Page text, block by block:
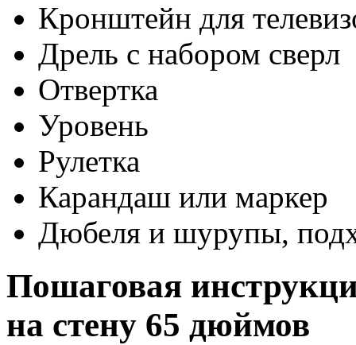
Кронштейн для
Дрель с набором сверл
Отвертка
Уровень
Рулетка
Карандаш или маркер
Дюбеля и шурупы,
Пошаговая
на стену 65 дюймов